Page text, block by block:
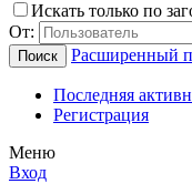
Искать только по
От:
Поиск Расширенный
Последняя
Регистрация
Меню
Вход